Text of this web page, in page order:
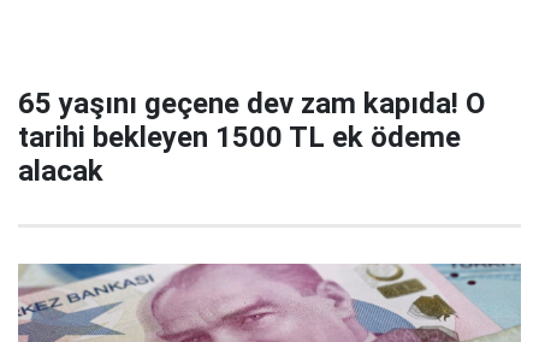
65 yaşını geçene dev zam kapıda! O
tarihi bekleyen 1500 TL ek ödeme
alacak